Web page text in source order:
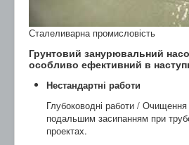
Сталеливарна промисловість
Грунтовий занурювальний
особливо ефективний в
Нестандартні работи
Глубоководні работи /
подальшим засипанням при
проектах.